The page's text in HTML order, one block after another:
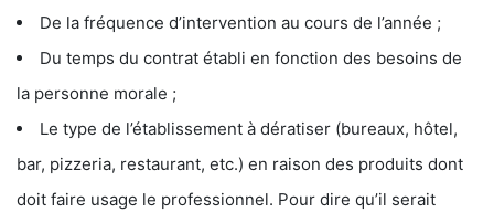
De la fréquence d’intervention au cours de l’année ;
Du temps du contrat établi en fonction des besoins de
la personne morale ;
Le type de l’établissement à dératiser (bureaux, hôtel,
bar, pizzeria, restaurant, etc.) en raison des produits dont
doit faire usage le professionnel. Pour dire qu’il serait